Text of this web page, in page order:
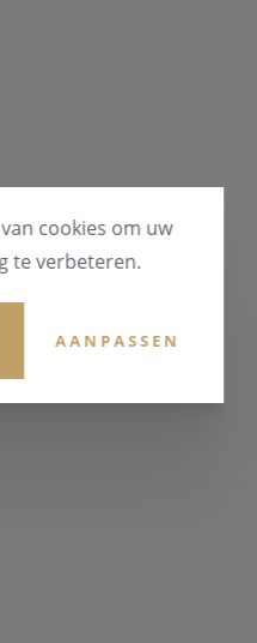
cookies om uw
te verbeteren.
AANPASSEN